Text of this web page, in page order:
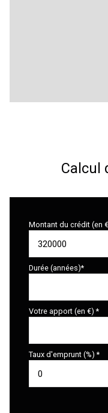
Calcul
Montant du crédit (en
Durée (années)*
Votre apport (en €) *
Taux d'emprunt (%) *